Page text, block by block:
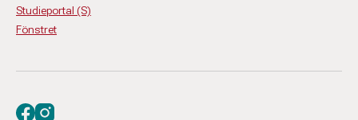
Studieportal (S)
Fönstret
Besök oss på facebook
Besök oss på instagram